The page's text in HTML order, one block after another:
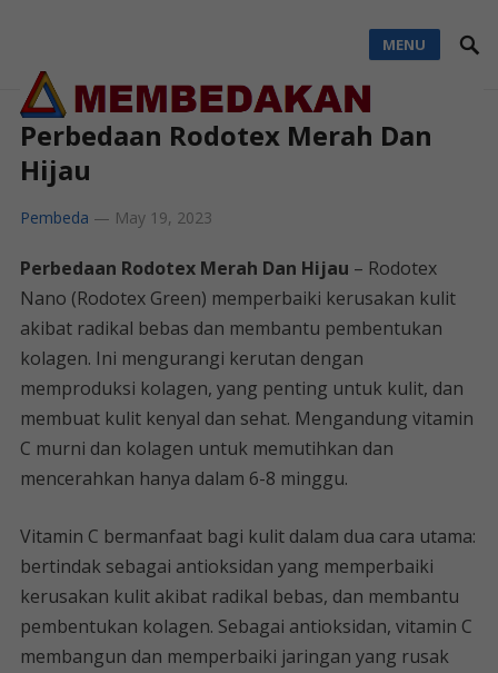
MENU
Perbedaan Rodotex Merah Dan
Hijau
Pembeda — May 19, 2023
Perbedaan Rodotex Merah Dan Hijau – Rodotex
Nano (Rodotex Green) memperbaiki kerusakan kulit
akibat radikal bebas dan membantu pembentukan
kolagen. Ini mengurangi kerutan dengan
memproduksi kolagen, yang penting untuk kulit, dan
membuat kulit kenyal dan sehat. Mengandung vitamin
C murni dan kolagen untuk memutihkan dan
mencerahkan hanya dalam 6-8 minggu.
Vitamin C bermanfaat bagi kulit dalam dua cara utama:
bertindak sebagai antioksidan yang memperbaiki
kerusakan kulit akibat radikal bebas, dan membantu
pembentukan kolagen. Sebagai antioksidan, vitamin C
membangun dan memperbaiki jaringan yang rusak